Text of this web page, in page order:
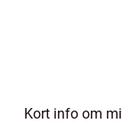
Kort info om